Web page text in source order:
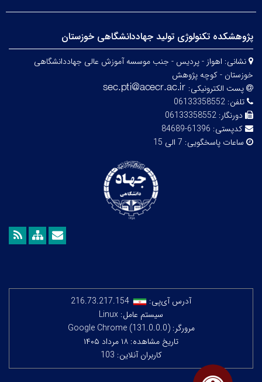
پژوهشکده تکنولوژی تولید جهاددانشگاهی خوزستان
نشانی: اهواز - پردیس - جنب موسسه آموزش عالی جهاددانشگاهی
خوزستان - کوچه پژوهش
پست الکترونیکی:
تلفن: 06133358552
دورنگار: 06133358552
کدپستی: 61396-84689
ساعات پاسخگویی: 7 الی 15
آدرس آی‌پی:
216.73.217.154
سیستم عامل: Linux
مرورگر: Google Chrome (131.0.0.0)
تاریخ مشاهده: ۱۸ مرداد ۱۴۰۵
کاربران آنلاین: 103